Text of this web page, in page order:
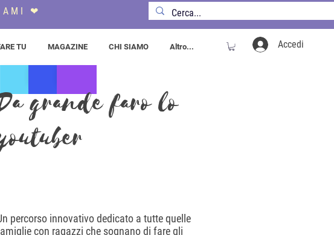
AMI ❤
TU MAGAZINE CHI SIAMO Altro... Accedi
grande farò lo
percorso innovativo dedicato a tutte quelle
con ragazzi che sognano di fare gli